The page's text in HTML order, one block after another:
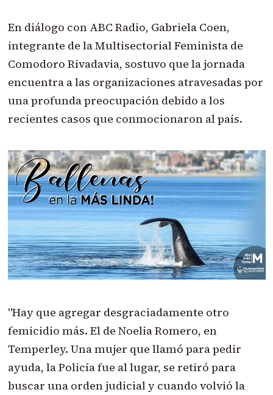
En diálogo con ABC Radio, Gabriela Coen,
integrante de la Multisectorial Feminista de
Comodoro Rivadavia, sostuvo que la jornada
encuentra a las organizaciones atravesadas por
una profunda preocupación debido a los
recientes casos que conmocionaron al país.
"Hay que agregar desgraciadamente otro
femicidio más. El de Noelia Romero, en
Temperley. Una mujer que llamó para pedir
ayuda, la Policía fue al lugar, se retiró para
buscar una orden judicial y cuando volvió la